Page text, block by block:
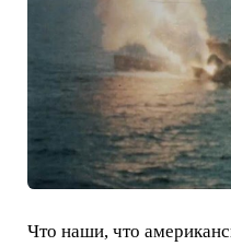
Что наши, что